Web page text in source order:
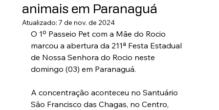
animais em Paranaguá
Atualizado: 7 de nov. de 2024
O 1º Passeio Pet com a Mãe do Rocio
marcou a abertura da 211ª Festa Estadual
de Nossa Senhora do Rocio neste
domingo (03) em Paranaguá.
A concentração aconteceu no Santuário
São Francisco das Chagas, no Centro,